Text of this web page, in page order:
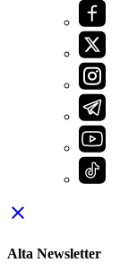
close
Alta Newsletter